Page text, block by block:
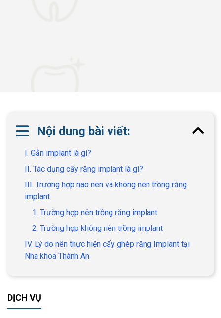
Nội dung bài viết:
I. Gắn implant là gì?
II. Tác dụng cấy răng implant là gì?
III. Trường hợp nào nên và không nên trồng răng
implant
1. Trường hợp nên trồng răng implant
2. Trường hợp không nên trồng implant
IV. Lý do nên thực hiện cấy ghép răng Implant tại
Nha khoa Thành An
DỊCH VỤ